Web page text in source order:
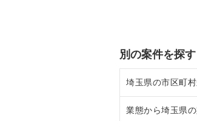
別の案件を探す
埼玉県の市区町
上尾市の飲食
業態から埼玉県